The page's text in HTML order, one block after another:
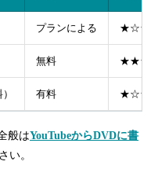
プランによる ★☆☆
無料 ★★☆
有料 ★☆☆
般はYouTubeからDVDに書
い。